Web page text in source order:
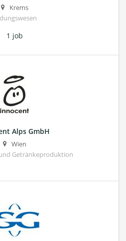
Krems
1 job
Alps GmbH
Wien
Getränkeproduktion